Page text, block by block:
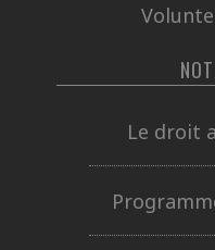
Le droit